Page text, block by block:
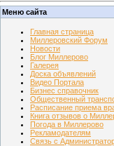
Меню сайта
Главная страница
Миллеровский Форум
Новости
Блог Миллерово
Галерея
Доска объявлений
Видео Портала
Бизнес справочник
Общественный
Расписание приема
Книга отзывов о
Погода в Миллерово
Рекламодателям
Связь с